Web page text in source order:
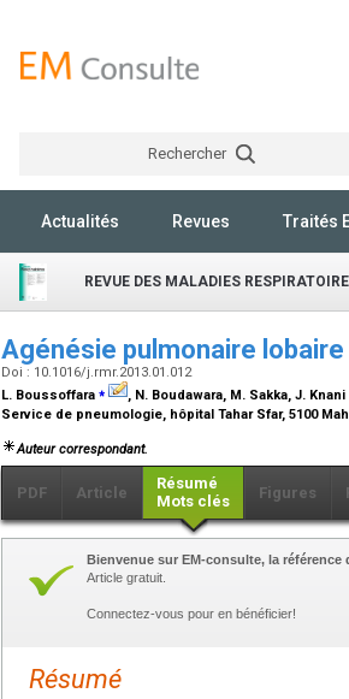
Rechercher
Actualités Revues Traités
REVUE DES MALADIES
Agénésie pulmonaire
Doi : 10.1016/j.rmr.2013.01.012
L. Boussoffara ⁎
, N. Boudawara, M. Sakka, J. Knani
Service de pneumologie, hôpital Tahar Sfar, 5100
Auteur correspondant.
PDF Article
Résumé
Mots clés
Figures
Bienvenue sur EM-consulte, la
Article gratuit.
Connectez-vous pour en bénéficier!
Résumé